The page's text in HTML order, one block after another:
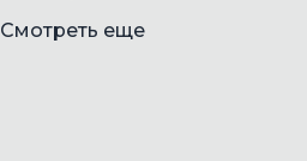
Смотреть еще